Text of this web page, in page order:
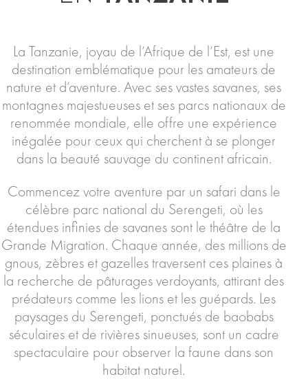
La Tanzanie, joyau de l’Afrique de l’Est, est une
destination emblématique pour les amateurs de
nature et d’aventure. Avec ses vastes savanes, ses
montagnes majestueuses et ses parcs nationaux de
renommée mondiale, elle offre une expérience
inégalée pour ceux qui cherchent à se plonger
dans la beauté sauvage du continent africain.
Commencez votre aventure par un safari dans le
célèbre parc national du Serengeti, où les
étendues infinies de savanes sont le théâtre de la
Grande Migration. Chaque année, des millions de
gnous, zèbres et gazelles traversent ces plaines à
la recherche de pâturages verdoyants, attirant des
prédateurs comme les lions et les guépards. Les
paysages du Serengeti, ponctués de baobabs
séculaires et de rivières sinueuses, sont un cadre
spectaculaire pour observer la faune dans son
habitat naturel.